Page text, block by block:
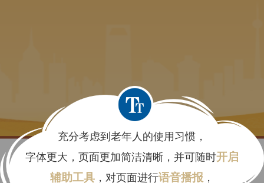
充分考虑到老年人的使用习惯，
字体更大，页面更加简洁清晰，并可随时开启
辅助工具 ，对页面进行语音播报 ，